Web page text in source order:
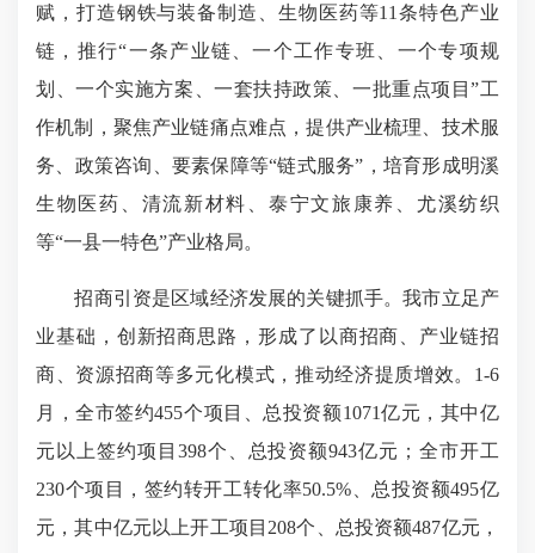
赋，打造钢铁与装备制造、生物医药等11条特色产业
链，推行“一条产业链、一个工作专班、一个专项规
划、一个实施方案、一套扶持政策、一批重点项目”工
作机制，聚焦产业链痛点难点，提供产业梳理、技术服
务、政策咨询、要素保障等“链式服务”，培育形成明溪
生物医药、清流新材料、泰宁文旅康养、尤溪纺织
等“一县一特色”产业格局。
招商引资是区域经济发展的关键抓手。我市立足产
业基础，创新招商思路，形成了以商招商、产业链招
商、资源招商等多元化模式，推动经济提质增效。1-6
月，全市签约455个项目、总投资额1071亿元，其中亿
元以上签约项目398个、总投资额943亿元；全市开工
230个项目，签约转开工转化率50.5%、总投资额495亿
元，其中亿元以上开工项目208个、总投资额487亿元，